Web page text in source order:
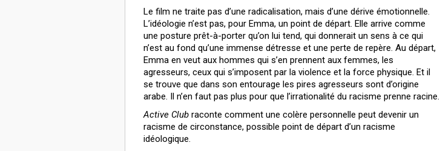
Le film ne traite pas d’une radicalisation, mais d’une dérive émotionnelle.
L’idéologie n’est pas, pour Emma, un point de départ. Elle arrive comme
une posture prêt-à-porter qu’on lui tend, qui donnerait un sens à ce qui
n’est au fond qu’une immense détresse et une perte de repère. Au départ,
Emma en veut aux hommes qui s’en prennent aux femmes, les
agresseurs, ceux qui s’imposent par la violence et la force physique. Et il
se trouve que dans son entourage les pires agresseurs sont d’origine
arabe. Il n’en faut pas plus pour que l’irrationalité du racisme prenne racine.
Active Club raconte comment une colère personnelle peut devenir un
racisme de circonstance, possible point de départ d’un racisme
idéologique.